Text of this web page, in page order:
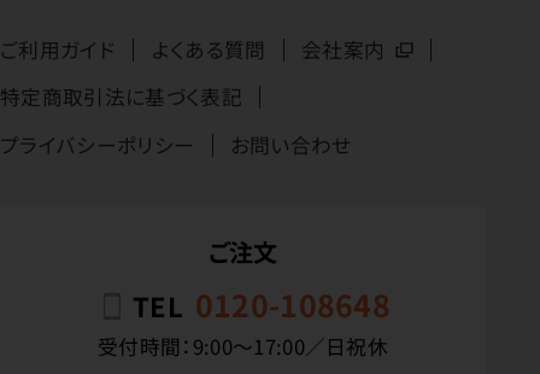
ご利用ガイド よくある質問
会社案内
特定商取引法に基づく表記
プライバシーポリシー
お問い合わせ
ご注文
TEL 0120-108648
受付時間：9:00〜17:00／日祝休